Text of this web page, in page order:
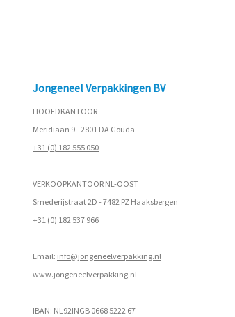
Jongeneel Verpakkingen BV
HOOFDKANTOOR
Meridiaan 9 - 2801 DA Gouda
+31 (0) 182 555 050
VERKOOPKANTOOR NL-OOST
Smederijstraat 2D - 7482 PZ Haaksbergen
+31 (0) 182 537 966
Email: info@jongeneelverpakking.nl
www.jongeneelverpakking.nl
IBAN: NL92INGB 0668 5222 67